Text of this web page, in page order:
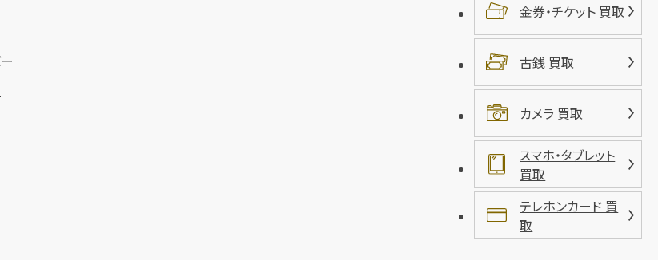
金券・チケット 買取
古銭 買取
カメラ 買取
スマホ・タブレット
買取
テレホンカード 買
取